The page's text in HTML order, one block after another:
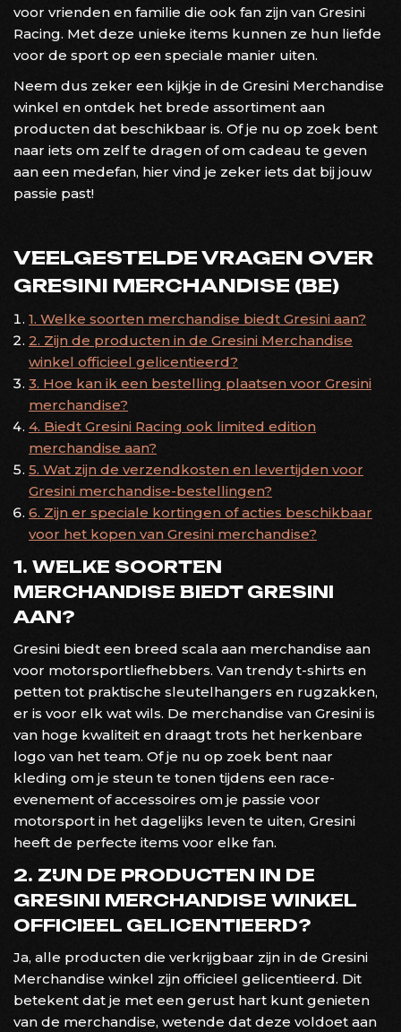
voor vrienden en familie die ook fan zijn van Gresini
Racing. Met deze unieke items kunnen ze hun liefde
voor de sport op een speciale manier uiten.
Neem dus zeker een kijkje in de Gresini Merchandise
winkel en ontdek het brede assortiment aan
producten dat beschikbaar is. Of je nu op zoek bent
naar iets om zelf te dragen of om cadeau te geven
aan een medefan, hier vind je zeker iets dat bij jouw
passie past!
VEELGESTELDE VRAGEN OVER
GRESINI MERCHANDISE (BE)
1. Welke soorten merchandise biedt Gresini aan?
2. Zijn de producten in de Gresini Merchandise
winkel officieel gelicentieerd?
3. Hoe kan ik een bestelling plaatsen voor Gresini
merchandise?
4. Biedt Gresini Racing ook limited edition
merchandise aan?
5. Wat zijn de verzendkosten en levertijden voor
Gresini merchandise-bestellingen?
6. Zijn er speciale kortingen of acties beschikbaar
voor het kopen van Gresini merchandise?
1. WELKE SOORTEN
MERCHANDISE BIEDT GRESINI
AAN?
Gresini biedt een breed scala aan merchandise aan
voor motorsportliefhebbers. Van trendy t-shirts en
petten tot praktische sleutelhangers en rugzakken,
er is voor elk wat wils. De merchandise van Gresini is
van hoge kwaliteit en draagt trots het herkenbare
logo van het team. Of je nu op zoek bent naar
kleding om je steun te tonen tijdens een race-
evenement of accessoires om je passie voor
motorsport in het dagelijks leven te uiten, Gresini
heeft de perfecte items voor elke fan.
2. ZIJN DE PRODUCTEN IN DE
GRESINI MERCHANDISE WINKEL
OFFICIEEL GELICENTIEERD?
Ja, alle producten die verkrijgbaar zijn in de Gresini
Merchandise winkel zijn officieel gelicentieerd. Dit
betekent dat je met een gerust hart kunt genieten
van de merchandise, wetende dat deze voldoet aan